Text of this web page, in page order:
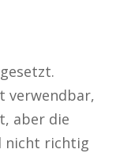
verwendbar,
aber die
nicht richtig